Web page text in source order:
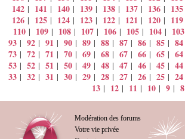
142 | 141 | 140 | 139 | 138 | 137 | 136 | 135
126 | 125 | 124 | 123 | 122 | 121 | 120 | 119
110 | 109 | 108 | 107 | 106 | 105 | 104 | 103
93 | 92 | 91 | 90 | 89 | 88 | 87 | 86 | 85 | 84
73 | 72 | 71 | 70 | 69 | 68 | 67 | 66 | 65 | 64
53 | 52 | 51 | 50 | 49 | 48 | 47 | 46 | 45 | 44
33 | 32 | 31 | 30 | 29 | 28 | 27 | 26 | 25 | 24
13 | 12 | 11 | 10 | 9 | 8
Modération des forums
Votre vie privée